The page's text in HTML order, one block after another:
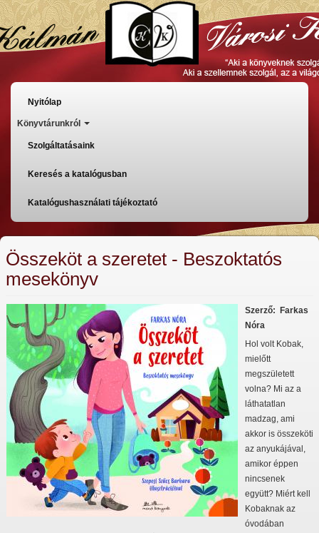
Ugrás
a
tartalomra
Főmenü
Nyitólap
Könyvtárunkról
Szolgáltatásaink
Keresés a katalógusban
Katalógushasználati tájékoztató
Összeköt a szeretet - Beszoktatós
mesekönyv
Szerző
Farkas
Nóra
Hol volt Kobak,
mielőtt
megszületett
volna? Mi az a
láthatatlan
madzag, ami
akkor is összeköti
az anyukájával,
amikor éppen
nincsenek
együtt? Miért kell
Kobaknak az
óvodában